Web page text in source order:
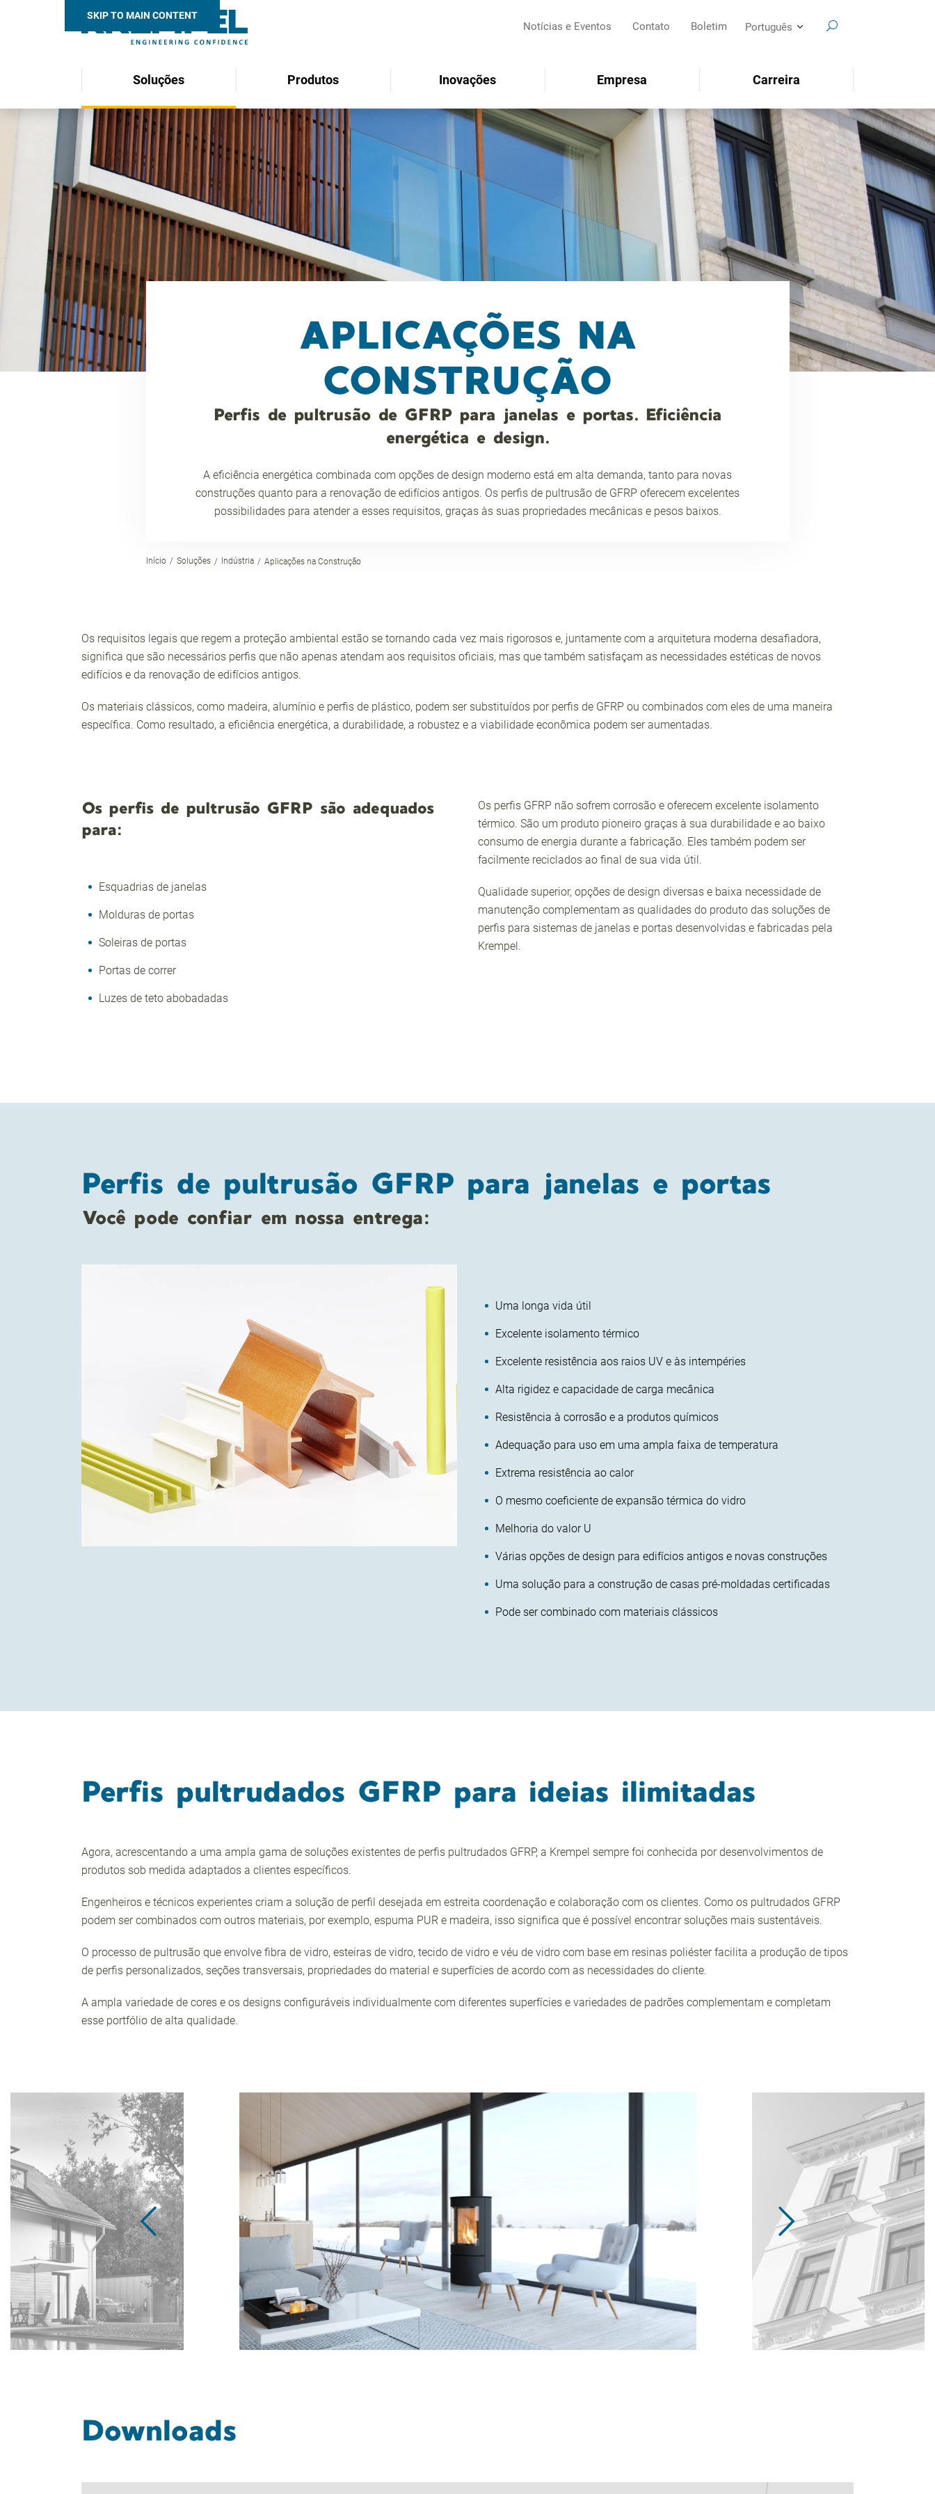
SKIP TO MAIN CONTENT
Notícias e Eventos Contato Boletim Português
Search SEARCH
Soluções Produtos Inovações Empresa Carreira
APLICAÇÕES NA
CONSTRUÇÃO
Perfis de pultrusão de GFRP para janelas e portas. Eficiência
energética e design.
A eficiência energética combinada com opções de design moderno está em alta demanda, tanto para novas
construções quanto para a renovação de edifícios antigos. Os perfis de pultrusão de GFRP oferecem excelentes
possibilidades para atender a esses requisitos, graças às suas propriedades mecânicas e pesos baixos.
Início Soluções Indústria Aplicações na Construção
Os requisitos legais que regem a proteção ambiental estão se tornando cada vez mais rigorosos e, juntamente com a arquitetura moderna desafiadora,
significa que são necessários perfis que não apenas atendam aos requisitos oficiais, mas que também satisfaçam as necessidades estéticas de novos
edifícios e da renovação de edifícios antigos.
Os materiais clássicos, como madeira, alumínio e perfis de plástico, podem ser substituídos por perfis de GFRP ou combinados com eles de uma maneira
específica. Como resultado, a eficiência energética, a durabilidade, a robustez e a viabilidade econômica podem ser aumentadas.
Os perfis de pultrusão GFRP são adequados
para:
Esquadrias de janelas
Molduras de portas
Soleiras de portas
Portas de correr
Luzes de teto abobadadas
Os perfis GFRP não sofrem corrosão e oferecem excelente isolamento
térmico. São um produto pioneiro graças à sua durabilidade e ao baixo
consumo de energia durante a fabricação. Eles também podem ser
facilmente reciclados ao final de sua vida útil.
Qualidade superior, opções de design diversas e baixa necessidade de
manutenção complementam as qualidades do produto das soluções de
perfis para sistemas de janelas e portas desenvolvidas e fabricadas pela
Krempel.
Perfis de pultrusão GFRP para janelas e portas
Você pode confiar em nossa entrega:
Uma longa vida útil
Excelente isolamento térmico
Excelente resistência aos raios UV e às intempéries
Alta rigidez e capacidade de carga mecânica
Resistência à corrosão e a produtos químicos
Adequação para uso em uma ampla faixa de temperatura
Extrema resistência ao calor
O mesmo coeficiente de expansão térmica do vidro
Melhoria do valor U
Várias opções de design para edifícios antigos e novas construções
Uma solução para a construção de casas pré-moldadas certificadas
Pode ser combinado com materiais clássicos
Perfis pultrudados GFRP para ideias ilimitadas
Agora, acrescentando a uma ampla gama de soluções existentes de perfis pultrudados GFRP, a Krempel sempre foi conhecida por desenvolvimentos de
produtos sob medida adaptados a clientes específicos.
Engenheiros e técnicos experientes criam a solução de perfil desejada em estreita coordenação e colaboração com os clientes. Como os pultrudados GFRP
podem ser combinados com outros materiais, por exemplo, espuma PUR e madeira, isso significa que é possível encontrar soluções mais sustentáveis.
O processo de pultrusão que envolve fibra de vidro, esteiras de vidro, tecido de vidro e véu de vidro com base em resinas poliéster facilita a produção de tipos
de perfis personalizados, seções transversais, propriedades do material e superfícies de acordo com as necessidades do cliente.
A ampla variedade de cores e os designs configuráveis individualmente com diferentes superfícies e variedades de padrões complementam e completam
esse portfólio de alta qualidade.
Downloads